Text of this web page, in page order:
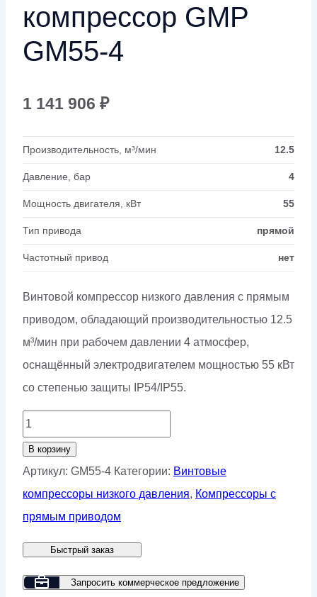
компрессор GMP
GM55-4
1 141 906 ₽
Производительность, м³/мин 12.5
Давление, бар 4
Мощность двигателя, кВт 55
Тип привода прямой
Частотный привод нет
Винтовой компрессор низкого давления с прямым
приводом, обладающий производительностью 12.5
м³/мин при рабочем давлении 4 атмосфер,
оснащённый электродвигателем мощностью 55 кВт
со степенью защиты IP54/IP55.
Количество
товара
Винтовой
компрессор
GMP
4
В корзину
Артикул: GM55-4 Категории: Винтовые
компрессоры низкого давления, Компрессоры с
прямым приводом
Быстрый заказ
Запросить коммерческое предложение